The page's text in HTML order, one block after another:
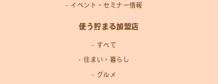
イベント・セミナー情報
使う貯まる加盟店
すべて
住まい・暮らし
グルメ